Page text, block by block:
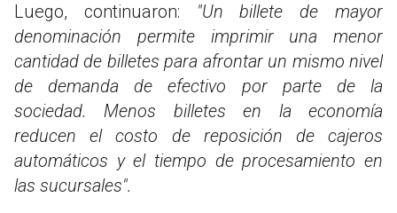
Luego, continuaron: "Un billete de mayor
denominación permite imprimir una menor
cantidad de billetes para afrontar un mismo nivel
de demanda de efectivo por parte de la
sociedad. Menos billetes en la economía
reducen el costo de reposición de cajeros
automáticos y el tiempo de procesamiento en
las sucursales".